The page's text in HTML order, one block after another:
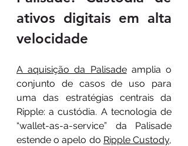
ativos digitais em alta
velocidade
A aquisição da Palisade amplia o
conjunto de casos de uso para
uma das estratégias centrais da
Ripple: a custódia. A tecnologia de
“wallet-as-a-service” da Palisade
estende o apelo do Ripple Custody,